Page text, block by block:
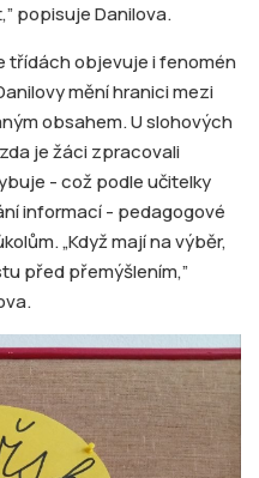
popisuje Danilova.
třídách objevuje i fenomén
mění hranici mezi
obsahem. U slohových
je žáci zpracovali
- což podle učitelky
informací - pedagogové
„Když mají na výběr,
před přemýšlením,”